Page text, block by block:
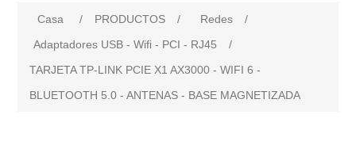
Casa / PRODUCTOS / Redes
/
Adaptadores USB - Wifi - PCI - RJ45
/
TARJETA TP-LINK PCIE X1 AX3000 - WIFI 6 -
BLUETOOTH 5.0 - ANTENAS - BASE MAGNETIZADA